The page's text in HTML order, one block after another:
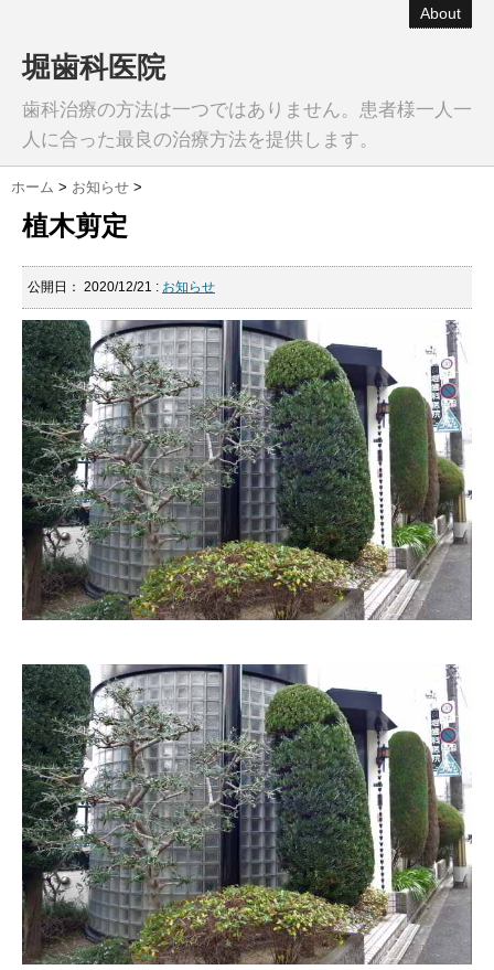
About
堀歯科医院
歯科治療の方法は一つではありません。患者様一人一
人に合った最良の治療方法を提供します。
ホーム > お知らせ >
植木剪定
公開日： 2020/12/21 : お知らせ